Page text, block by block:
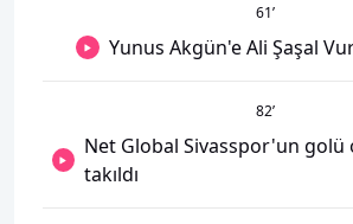
61’
Yunus Akgün'e Ali Şaşal
82’
Net Global Sivasspor'un golü
takıldı